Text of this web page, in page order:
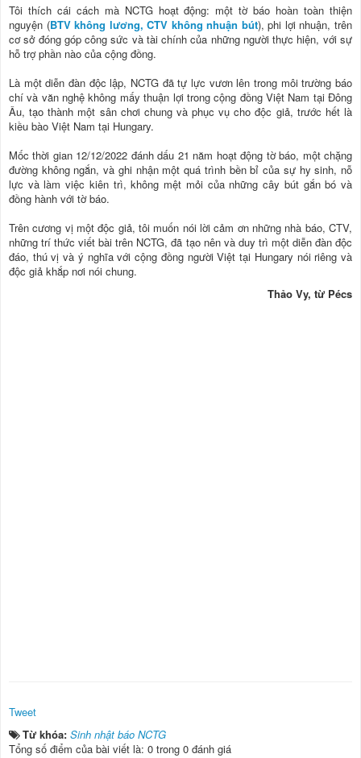
Tôi thích cái cách mà NCTG hoạt động: một tờ báo hoàn toàn thiện
nguyện (BTV không lương, CTV không nhuận bút), phi lợi nhuận, trên
cơ sở đóng góp công sức và tài chính của những người thực hiện, với sự
hỗ trợ phần nào của cộng đồng.
Là một diễn đàn độc lập, NCTG đã tự lực vươn lên trong môi trường báo
chí và văn nghệ không mấy thuận lợi trong cộng đồng Việt Nam tại Đông
Âu, tạo thành một sân chơi chung và phục vụ cho độc giả, trước hết là
kiều bào Việt Nam tại Hungary.
Mốc thời gian 12/12/2022 đánh dấu 21 năm hoạt động tờ báo, một chặng
đường không ngắn, và ghi nhận một quá trình bền bỉ của sự hy sinh, nỗ
lực và làm việc kiên trì, không mệt mỏi của những cây bút gắn bó và
đồng hành với tờ báo.
Trên cương vị một độc giả, tôi muốn nói lời cảm ơn những nhà báo, CTV,
những trí thức viết bài trên NCTG, đã tạo nên và duy trì một diễn đàn độc
đáo, thú vị và ý nghĩa với cộng đồng người Việt tại Hungary nói riêng và
độc giả khắp nơi nói chung.
Thảo Vy, từ Pécs
Tweet
Từ khóa: Sinh nhật báo NCTG
Tổng số điểm của bài viết là: 0 trong 0 đánh giá